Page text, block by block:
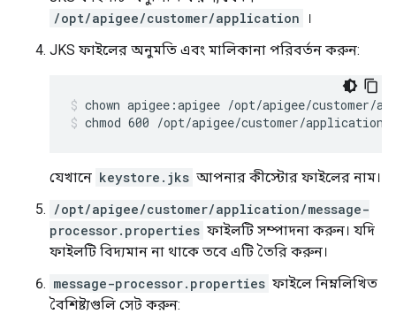
/opt/apigee/customer/application
।
JKS ফাইলের অনুমতি এবং মালিকানা পরিবর্তন করুন:
chmod 600 /opt/apigee/customer/
যেখানে keystore.jks আপনার কীস্টোর ফাইলের নাম।
/opt/apigee/customer/application/message-
processor.properties ফাইলটি সম্পাদনা করুন। যদি
ফাইলটি বিদ্যমান না থাকে তবে এটি তৈরি করুন।
message-processor.properties ফাইলে নিম্নলিখিত
বৈশিষ্ট্যগুলি সেট করুন: